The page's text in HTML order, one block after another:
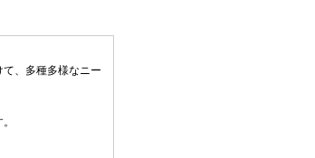
、多種多様なニー